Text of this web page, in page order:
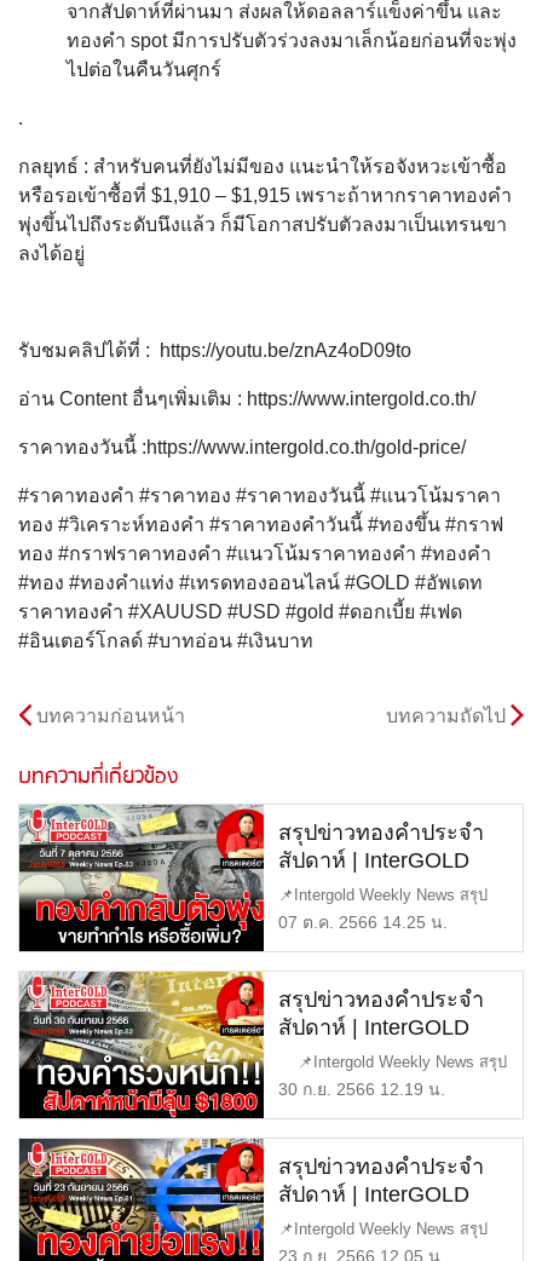
จากสัปดาห์ที่ผ่านมา ส่งผลให้ดอลลาร์แข็งค่าขึ้น และ
ทองคำ spot มีการปรับตัวร่วงลงมาเล็กน้อยก่อนที่จะพุ่ง
ไปต่อในคืนวันศุกร์
.
กลยุทธ์ : สำหรับคนที่ยังไม่มีของ แนะนำให้รอจังหวะเข้าซื้อ
หรือรอเข้าซื้อที่ $1,910 – $1,915 เพราะถ้าหากราคาทองคำ
พุ่งขึ้นไปถึงระดับนึงแล้ว ก็มีโอกาสปรับตัวลงมาเป็นเทรนขา
ลงได้อยู่
รับชมคลิปได้ที่ : https://youtu.be/znAz4oD09to
อ่าน Content อื่นๆเพิ่มเติม : https://www.intergold.co.th/
ราคาทองวันนี้ :https://www.intergold.co.th/gold-price/
#ราคาทองคำ #ราคาทอง #ราคาทองวันนี้ #แนวโน้มราคา
ทอง #วิเคราะห์ทองคำ #ราคาทองคำวันนี้ #ทองขึ้น #กราฟ
ทอง #กราฟราคาทองคำ #แนวโน้มราคาทองคำ #ทองคำ
#ทอง #ทองคำแท่ง #เทรดทองออนไลน์ #GOLD #อัพเดท
ราคาทองคำ #XAUUSD #USD #gold #ดอกเบี้ย #เฟด
#อินเตอร์โกลด์ #บาทอ่อน #เงินบาท
บทความก่อนหน้า บทความถัดไป
บทความที่เกี่ยวข้อง
สรุปข่าวทองคำประจำ
สัปดาห์ | InterGOLD
WEEKLY NEWS EP.83
| ราคาทองวันนี้ | ราคา
ราคา
📌Intergold Weekly News สรุป
ข่าวทองคำ ประจำสัปดาห์ EP83
07 ต.ค. 2566 14.25 น.
สรุปข่าวทองคำประจำ
สัปดาห์ | InterGOLD
WEEKLY NEWS EP.82
| ราคาทองวันนี้ | ราคา
ราคา
📌Intergold Weekly News สรุป
ข่าวทองคำ ประจ […]
30 ก.ย. 2566 12.19 น.
สรุปข่าวทองคำประจำ
สัปดาห์ | InterGOLD
WEEKLY NEWS EP.81
| ราคาทองวันนี้ | ราคา
📌Intergold Weekly News สรุป
ข่าวทองคำ ประจำสัปดาห์ EP81
23 ก.ย. 2566 12.05 น.